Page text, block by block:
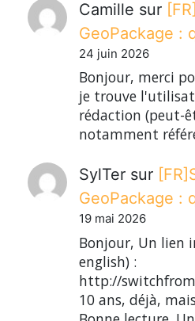
Camille sur
GeoPackage :
24 juin 2026
Bonjour, merci
je trouve
rédaction (peut-
notamment
SylTer sur
GeoPackage :
19 mai 2026
Bonjour, Un lien
english) :
http://
10 ans, déjà,